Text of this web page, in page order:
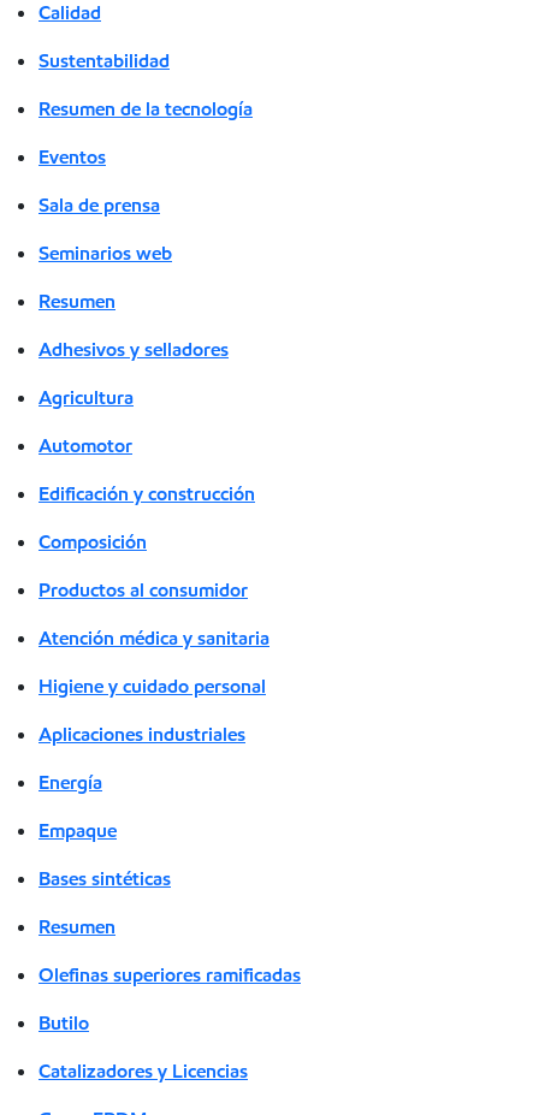
Calidad
Sustentabilidad
Resumen de la tecnología
Eventos
Sala de prensa
Seminarios web
Resumen
Adhesivos y selladores
Agricultura
Automotor
Edificación y construcción
Composición
Productos al consumidor
Atención médica y sanitaria
Higiene y cuidado personal
Aplicaciones industriales
Energía
Empaque
Bases sintéticas
Resumen
Olefinas superiores ramificadas
Butilo
Catalizadores y Licencias